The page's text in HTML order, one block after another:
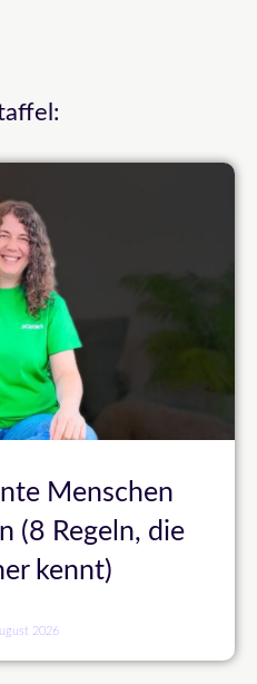
Menschen
(8 Regeln, die
kennt)
2026